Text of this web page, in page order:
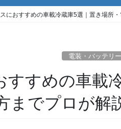
におすすめの車載冷蔵庫5選｜置き場所
電装・バッテリ
すすめの車載
までプロが解